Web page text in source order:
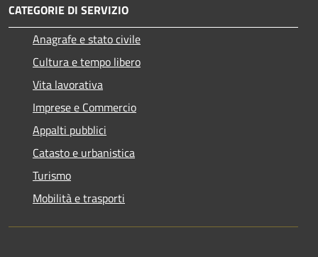
CATEGORIE DI SERVIZIO
Anagrafe e stato civile
Cultura e tempo libero
Vita lavorativa
Imprese e Commercio
Appalti pubblici
Catasto e urbanistica
Turismo
Mobilità e trasporti